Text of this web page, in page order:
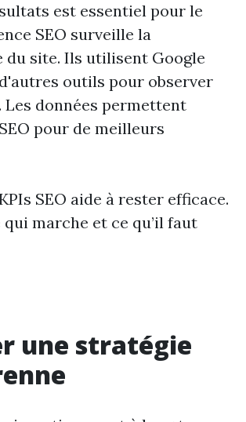
est essentiel pour le
SEO surveille la
du site. Ils utilisent Google
outils pour observer
données permettent
pour de meilleurs
SEO aide à rester efficace.
qui marche et ce qu’il faut
une stratégie